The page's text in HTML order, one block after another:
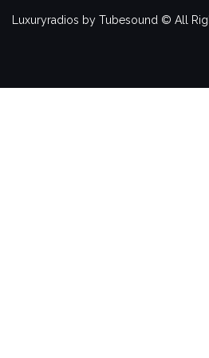
Luxuryradios by Tubesound © All